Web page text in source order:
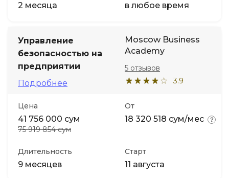
2 месяца в любое время
Управление
безопасностью на
предприятии
Подробнее
Moscow Business
Academy
3.9
5 отзывов
Цена
41 756 000 сум
75 919 854 сум
От
18 320 518 сум/мес
Длительность
9 месяцев
Старт
11 августа
Детям
Акции и промокоды